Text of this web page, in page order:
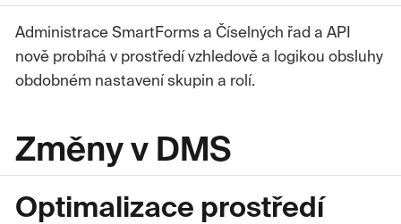
Administrace SmartForms a Číselných řad a API
nově probíhá v prostředí vzhledově a logikou obsluhy
obdobném nastavení skupin a rolí.
Změny v DMS
Optimalizace prostředí